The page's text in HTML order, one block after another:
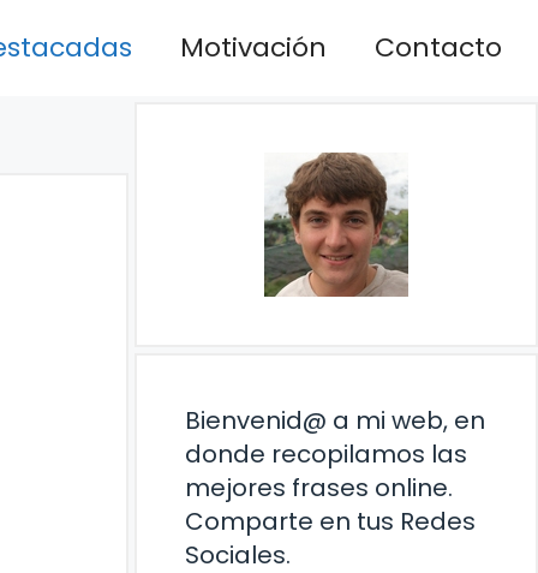
Motivación Contacto
Bienvenid@ a mi web, en
donde recopilamos las
mejores frases online.
Comparte en tus Redes
Sociales.